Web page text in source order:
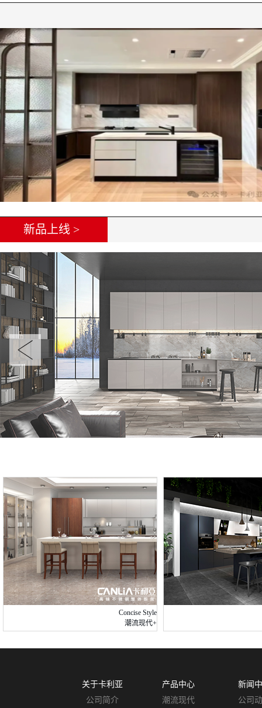
新品上线 >
Concise Style
潮流现代+
关于卡利亚
公司简介
产品中心
潮流现代
新闻
公司